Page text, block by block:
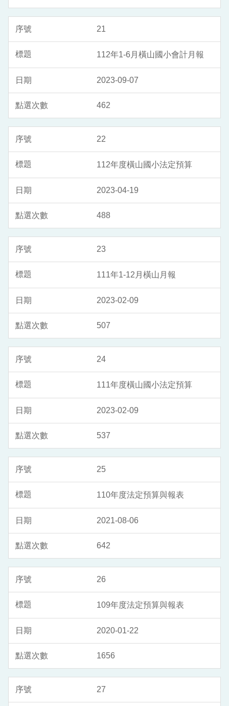
21
112年1-6月橫山國小會計月報
2023-09-07
462
22
112年度橫山國小法定預算
2023-04-19
488
23
111年1-12月橫山月報
2023-02-09
507
24
111年度橫山國小法定預算
2023-02-09
537
25
110年度法定預算與報表
2021-08-06
642
26
109年度法定預算與報表
2020-01-22
1656
27